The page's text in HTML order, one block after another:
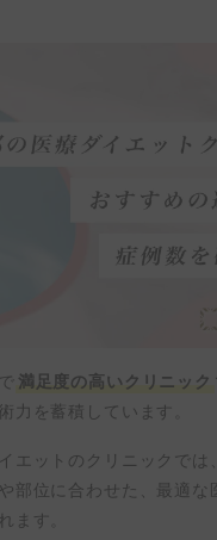
満足度の高いクリニック
力を蓄積しています。
エットのクリニックでは
部位に合わせた、最適な
ます。